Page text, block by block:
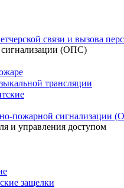
связи и вызова
(ОПС)
трансляции
пожарной сигнализации
и управления доступом
защелки